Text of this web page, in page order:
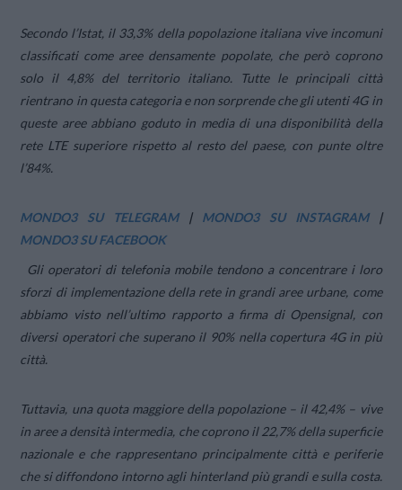
Secondo l’Istat, il 33,3% della popolazione italiana vive incomuni
classificati come aree densamente popolate, che però coprono
solo il 4,8% del territorio italiano. Tutte le principali città
rientrano in questa categoria e non sorprende che gli utenti 4G in
queste aree abbiano goduto in media di una disponibilità della
rete LTE superiore rispetto al resto del paese, con punte oltre
l’84%.
MONDO3 SU TELEGRAM| MONDO3 SU INSTAGRAM|
MONDO3 SU FACEBOOK
Gli operatori di telefonia mobile tendono a concentrare i loro
sforzi di implementazione della rete in grandi aree urbane, come
abbiamo visto nell’ultimo rapporto a firma di Opensignal, con
diversi operatori che superano il 90% nella copertura 4G in più
città.
Tuttavia, una quota maggiore della popolazione – il 42,4% – vive
in aree a densità intermedia, che coprono il 22,7% della superficie
nazionale e che rappresentano principalmente città e periferie
che si diffondono intorno agli hinterland più grandi e sulla costa.